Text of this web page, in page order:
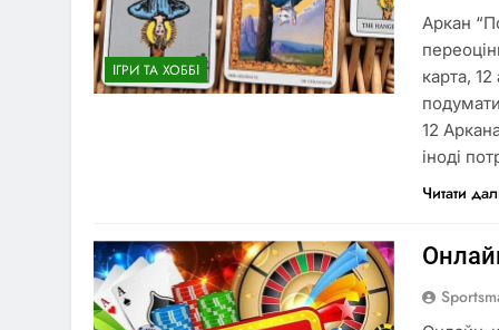
ІГРИ ТА ХОББІ
Аркан
карта,
12
іноді
Читати